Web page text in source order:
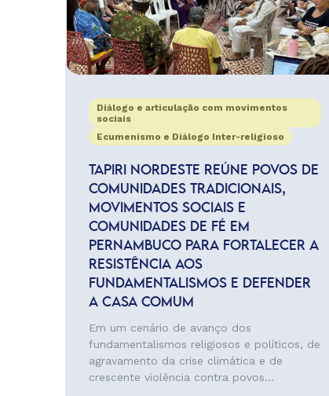
Diálogo e articulação com movimentos
sociais
Ecumenismo e Diálogo Inter-religioso
TAPIRI NORDESTE REÚNE POVOS DE
COMUNIDADES TRADICIONAIS,
MOVIMENTOS SOCIAIS E
COMUNIDADES DE FÉ EM
PERNAMBUCO PARA FORTALECER A
RESISTÊNCIA AOS
FUNDAMENTALISMOS E DEFENDER
A CASA COMUM
Em um cenário de avanço dos
fundamentalismos religiosos e políticos, de
agravamento da crise climática e de
crescente violência contra povos...